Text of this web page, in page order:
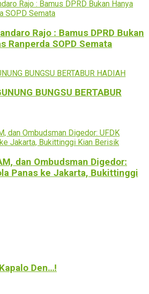
Rajo : Bamus DPRD Bukan
Ranperda SOPD Semata
BUNGSU BERTABUR
dan Ombudsman Digedor:
Panas ke Jakarta, Bukittinggi
Den…!